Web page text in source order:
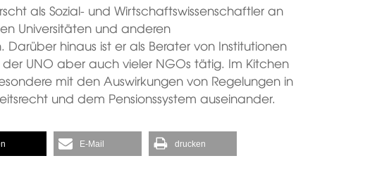
als Sozial- und Wirtschaftswissenschaftler an
Universitäten und anderen
Darüber hinaus ist er als Berater von Institutionen
UNO aber auch vieler NGOs tätig. Im Kitchen
mit den Auswirkungen von Regelungen in
und dem Pensionssystem auseinander.
E-Mail drucken